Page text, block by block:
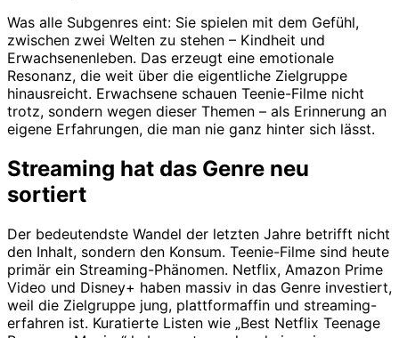
Was alle Subgenres eint: Sie spielen mit dem Gefühl,
zwischen zwei Welten zu stehen – Kindheit und
Erwachsenenleben. Das erzeugt eine emotionale
Resonanz, die weit über die eigentliche Zielgruppe
hinausreicht. Erwachsene schauen Teenie-Filme nicht
trotz, sondern wegen dieser Themen – als Erinnerung an
eigene Erfahrungen, die man nie ganz hinter sich lässt.
Streaming hat das Genre neu
sortiert
Der bedeutendste Wandel der letzten Jahre betrifft nicht
den Inhalt, sondern den Konsum. Teenie-Filme sind heute
primär ein Streaming-Phänomen. Netflix, Amazon Prime
Video und Disney+ haben massiv in das Genre investiert,
weil die Zielgruppe jung, plattformaffin und streaming-
erfahren ist. Kuratierte Listen wie „Best Netflix Teenage